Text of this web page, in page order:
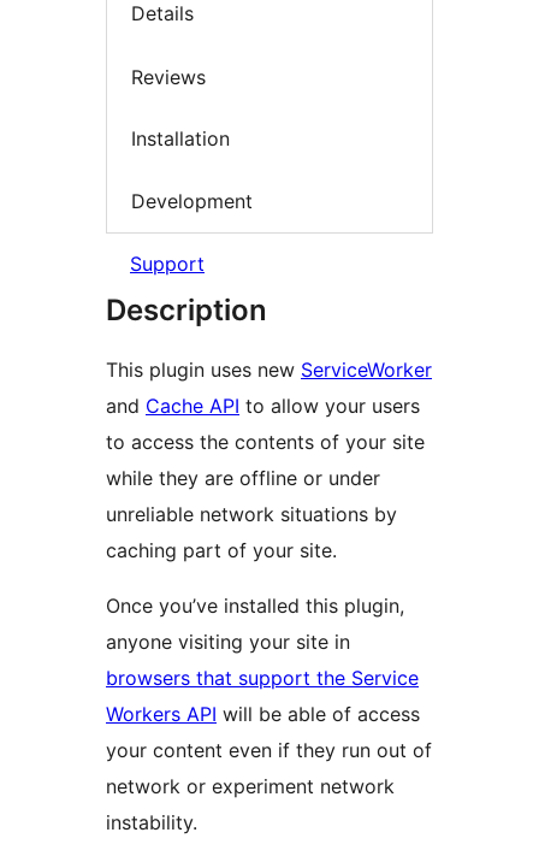
Details
Reviews
Installation
Development
Support
Description
This plugin uses new ServiceWorker
and Cache API to allow your users
to access the contents of your site
while they are offline or under
unreliable network situations by
caching part of your site.
Once you’ve installed this plugin,
anyone visiting your site in
browsers that support the Service
Workers API will be able of access
your content even if they run out of
network or experiment network
instability.